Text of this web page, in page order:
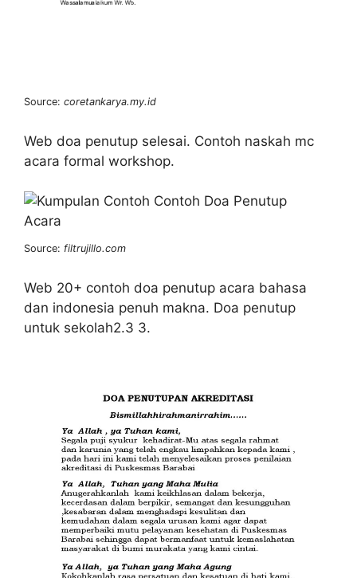
Source: coretankarya.my.id
Web doa penutup selesai. Contoh naskah mc
acara formal workshop.
Source: filtrujillo.com
Web 20+ contoh doa penutup acara bahasa
dan indonesia penuh makna. Doa penutup
untuk sekolah2.3 3.